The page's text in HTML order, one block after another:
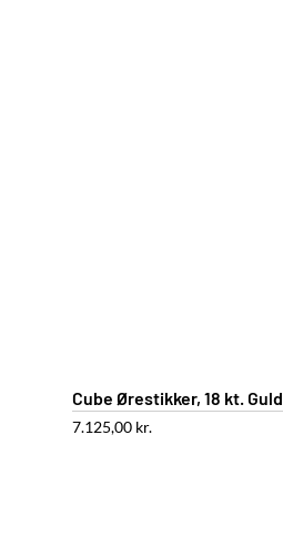
Cube Ørestikker, 18 kt. Guld
7.125,00 kr.